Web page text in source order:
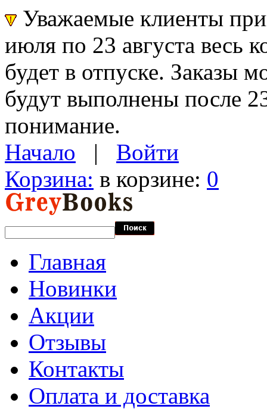
Уважаемые клиенты
июля по 23 августа весь
будет в отпуске. Заказы
будут выполнены после
понимание.
Начало | Войти
Корзина: в корзине: 0
Главная
Новинки
Акции
Отзывы
Контакты
Оплата и доставка